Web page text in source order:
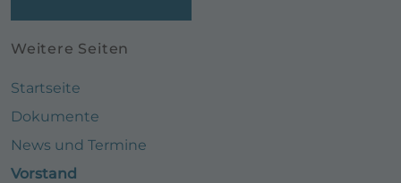
Weitere Seiten
Startseite
Dokumente
News und Termine
Vorstand